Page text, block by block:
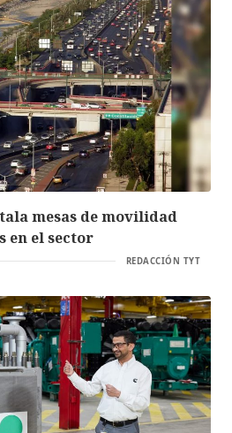
mesas de movilidad
el sector
REDACCIÓN TYT